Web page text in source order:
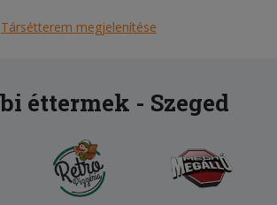
Társétterem megjelenítése
éttermek - Szeged